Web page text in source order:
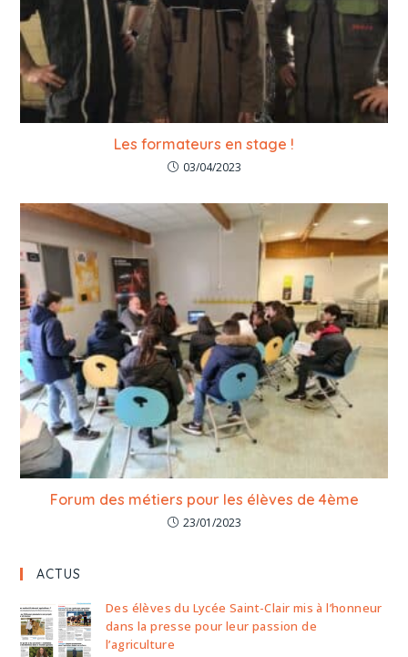
Les formateurs en stage !
03/04/2023
Forum des métiers pour les élèves de 4ème
23/01/2023
ACTUS
Des élèves du Lycée Saint-Clair mis à l’honneur
dans la presse pour leur passion de
l’agriculture